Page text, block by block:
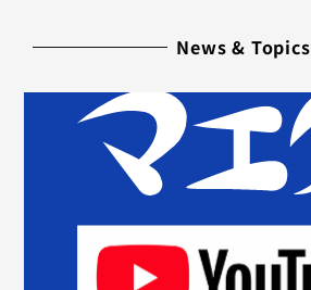
News & Topics